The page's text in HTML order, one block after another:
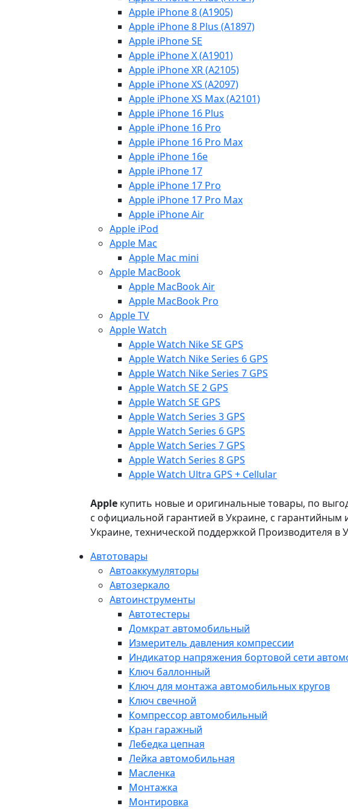
Apple iPhone 8 (A1905)
Apple iPhone 8 Plus (A1897)
Apple iPhone SE
Apple iPhone X (A1901)
Apple iPhone XR (A2105)
Apple iPhone XS (A2097)
Apple iPhone XS Max (A2101)
Apple iPhone 16 Plus
Apple iPhone 16 Pro
Apple iPhone 16 Pro Max
Apple iPhone 16e
Apple iPhone 17
Apple iPhone 17 Pro
Apple iPhone 17 Pro Max
Apple iPhone Air
Apple iPod
Apple Mac
Apple Mac mini
Apple MacBook
Apple MacBook Air
Apple MacBook Pro
Apple TV
Apple Watch
Apple Watch Nike SE GPS
Apple Watch Nike Series 6 GPS
Apple Watch Nike Series 7 GPS
Apple Watch SE 2 GPS
Apple Watch SE GPS
Apple Watch Series 3 GPS
Apple Watch Series 6 GPS
Apple Watch Series 7 GPS
Apple Watch Series 8 GPS
Apple Watch Ultra GPS + Cellular
Apple купить новые и оригинальные товары, по
с официальной гарантией в Украине, с
Украине, технической поддержкой Производителя
Автотовары
Автоаккумуляторы
Автозеркало
Автоинструменты
Автотестеры
Домкрат автомобильный
Измеритель давления компрессии
Индикатор напряжения бортовой сети
Ключ баллонный
Ключ для монтажа автомобильных кругов
Ключ свечной
Компрессор автомобильный
Кран гаражный
Лебедка цепная
Лейка автомобильная
Масленка
Монтажка
Монтировка